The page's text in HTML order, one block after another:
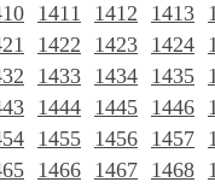
1411 1412 1413
1422 1423 1424
1433 1434 1435
1444 1445 1446
1455 1456 1457
1466 1467 1468